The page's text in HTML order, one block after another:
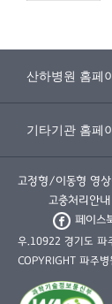
고정형/이동형 영
고충처리안내
페이스
우.10922 경기도 파
COPYRIGHT 파주